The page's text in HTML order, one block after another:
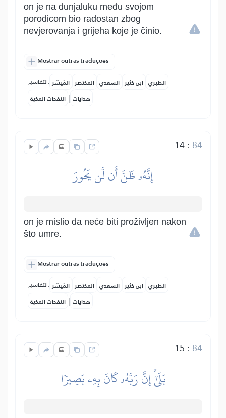
on je na dunjaluku među svojom
porodicom bio radostan zbog
nevjerovanja i grijeha koje je činio.
Mostrar outras traduções
التفاسير: المُيسَّر المختصر السعدي ابن كثير الطبري
النفحات المكية | هدايات
14: 84
إِنَّهُۥ ظَنَّ أَن لَّن يَحُورَ
on je mislio da neće biti proživljen nakon
što umre.
Mostrar outras traduções
التفاسير: المُيسَّر المختصر السعدي ابن كثير الطبري
النفحات المكية | هدايات
15 : 84
بَلَىٰٓۚ إِنَّ رَبَّهُۥ كَانَ بِهِۦ بَصِيرٗا